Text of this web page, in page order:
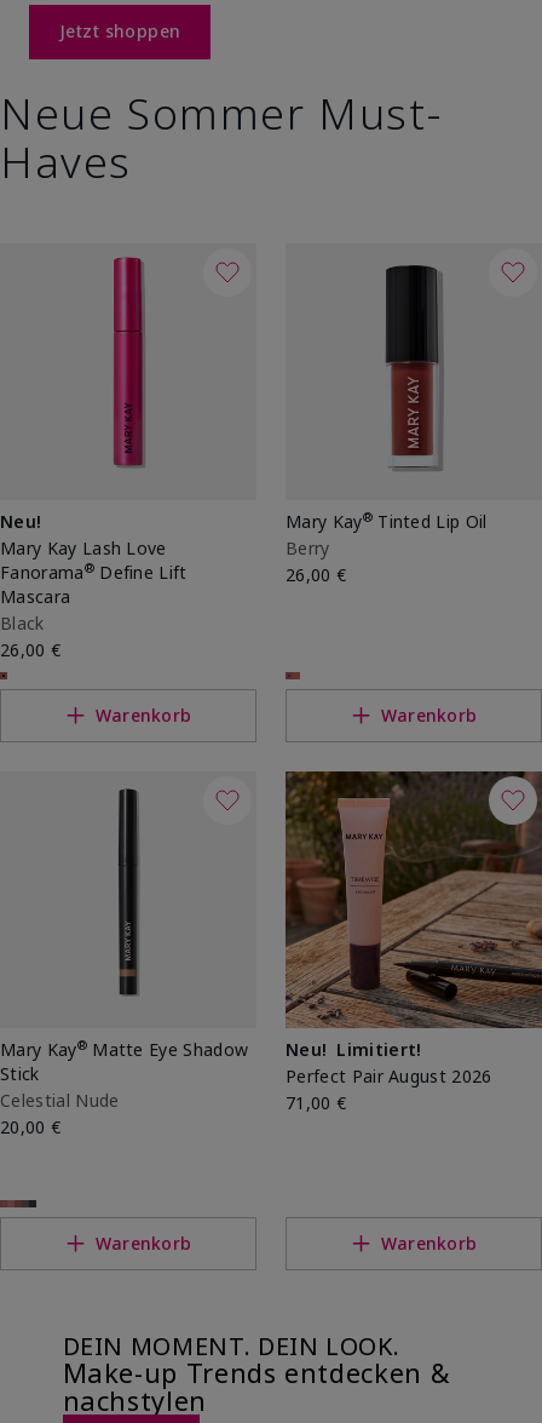
Jetzt shoppen
Neue Sommer Must-
Haves
Neu!
Mary Kay Lash Love
Fanorama®Define Lift
Mascara
Black
26,00 €
Warenkorb
Mary Kay®Tinted Lip Oil
Berry
26,00 €
Warenkorb
Mary Kay®Matte Eye Shadow
Stick
Celestial Nude
20,00 €
Warenkorb
Neu! Limitiert!
Perfect Pair August 2026
71,00 €
Warenkorb
DEIN MOMENT. DEIN LOOK.
Make-up Trends entdecken &
nachstylen